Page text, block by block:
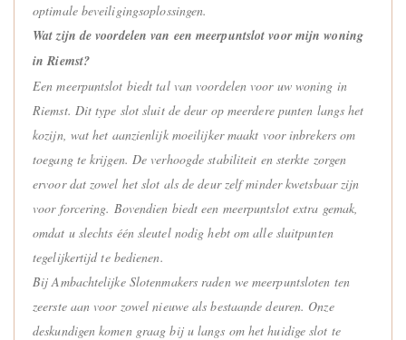
optimale beveiligingsoplossingen.
Wat zijn de voordelen van een meerpuntslot voor mijn woning
in Riemst?
Een meerpuntslot biedt tal van voordelen voor uw woning in
Riemst. Dit type slot sluit de deur op meerdere punten langs het
kozijn, wat het aanzienlijk moeilijker maakt voor inbrekers om
toegang te krijgen. De verhoogde stabiliteit en sterkte zorgen
ervoor dat zowel het slot als de deur zelf minder kwetsbaar zijn
voor forcering. Bovendien biedt een meerpuntslot extra gemak,
omdat u slechts één sleutel nodig hebt om alle sluitpunten
tegelijkertijd te bedienen.
Bij Ambachtelijke Slotenmakers raden we meerpuntsloten ten
zeerste aan voor zowel nieuwe als bestaande deuren. Onze
deskundigen komen graag bij u langs om het huidige slot te